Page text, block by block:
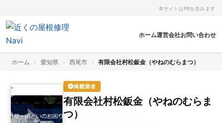
本サイトはPRを含みます
ホーム運営会社お問い合わせ
ホーム › 愛知県 › 西尾市 › 有限会社村松鈑金（やねのむらまつ）
掲載業者
有限会社村松鈑金（やねのむらま
つ）